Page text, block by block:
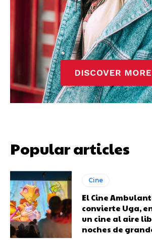
Popular articles
Cine
El Cine
convierte Uga,
un cine al aire
noches de